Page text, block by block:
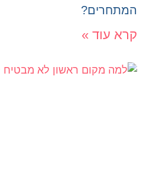
המתחרים?
קרא עוד »